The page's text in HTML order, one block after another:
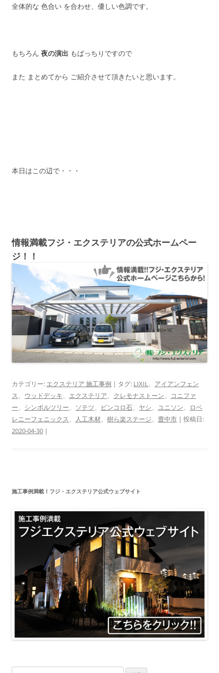
全体的な 色合い を合わせ、優しい色調です。
もちろん 夜の演出 もばっちりですので
また まとめてから ご紹介させて頂きたいと思います。
本日はこの辺で・・・
情報満載フジ・エクステリアの公式ホームペー
ジ！！
カテゴリー: エクステリア 施工事例 | タグ: LIXIL、 アイアンフェン
ス、 ウッドデッキ、 エクステリア、 クレモナストーン、
コニファ
ー、 シンボルツリー、 ソテツ、 ピンコロ石、 ヤシ、 ユニソン、
ロベ
レニーフェニックス、 人工木材、 樹ら楽ステージ、 豊中市 | 投稿日:
2020-04-30 |
施工事例満載！フジ・エクステリア公式ウェブサイト